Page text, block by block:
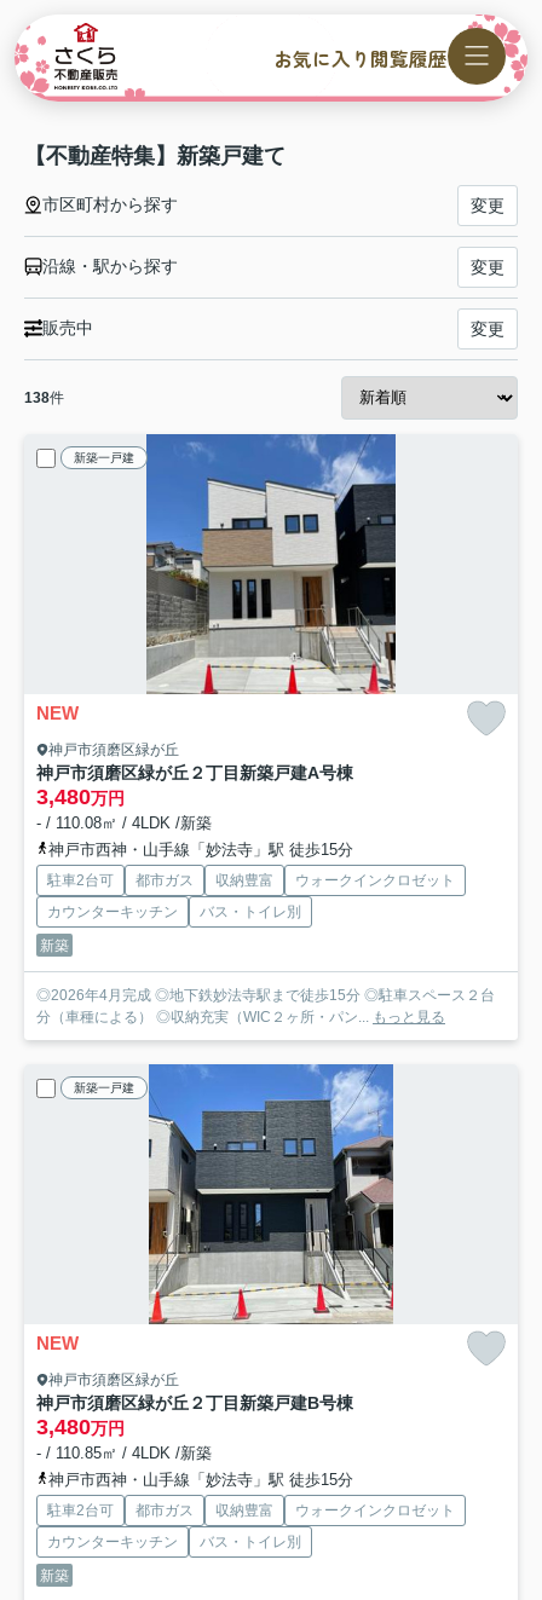
お気に入り 閲覧履歴
【不動産特集】新築戸建て
市区町村から探す 変更
沿線・駅から探す 変更
販売中 変更
138件
新築一戸建
NEW
神戸市須磨区緑が丘
神戸市須磨区緑が丘２丁目新築戸建A号棟
3,480万円
- / 110.08㎡ / 4LDK /新築
神戸市西神・山手線「妙法寺」駅 徒歩15分
駐車2台可 都市ガス 収納豊富
ウォークインクロゼット
カウンターキッチン
バス・トイレ別
新築
◎2026年4月完成 ◎地下鉄妙法寺駅まで徒歩15分 ◎駐車スペース２台
分（車種による） ◎収納充実（WIC２ヶ所・パン...
もっと見る
新築一戸建
NEW
神戸市須磨区緑が丘
神戸市須磨区緑が丘２丁目新築戸建B号棟
3,480万円
- / 110.85㎡ / 4LDK /新築
神戸市西神・山手線「妙法寺」駅 徒歩15分
駐車2台可 都市ガス 収納豊富
ウォークインクロゼット
カウンターキッチン
バス・トイレ別
新築